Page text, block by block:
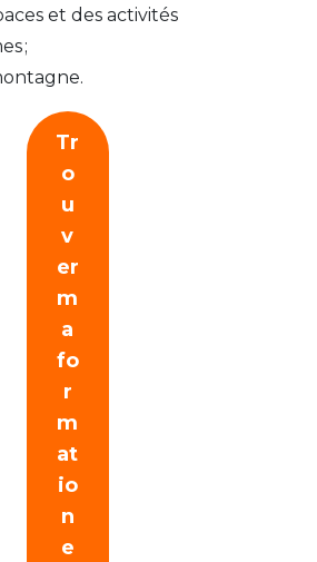
et des activités
;
Tr
o
u
v
er
m
a
fo
r
m
at
io
n
e